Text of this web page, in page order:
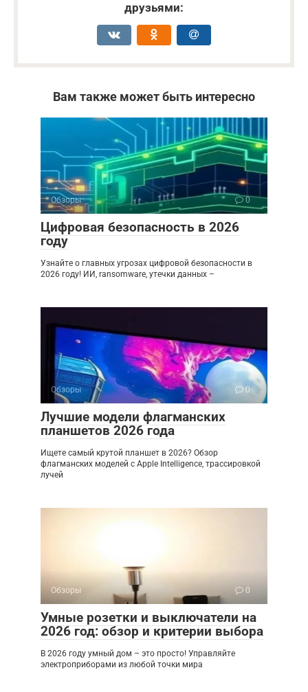
друзьями:
Вам также может быть интересно
Обзоры 0
Цифровая безопасность в 2026
году
Узнайте о главных угрозах цифровой безопасности в
2026 году! ИИ, ransomware, утечки данных –
Обзоры 0
Лучшие модели флагманских
планшетов 2026 года
Ищете самый крутой планшет в 2026? Обзор
флагманских моделей с Apple Intelligence, трассировкой
лучей
Обзоры 0
Умные розетки и выключатели на
2026 год: обзор и критерии выбора
В 2026 году умный дом – это просто! Управляйте
электроприборами из любой точки мира